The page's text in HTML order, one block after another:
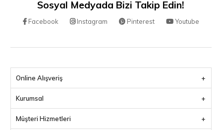
Sosyal Medyada Bizi Takip Edin!
Facebook Instagram Pinterest Youtube
Online Alışveriş
Kurumsal
Müşteri Hizmetleri